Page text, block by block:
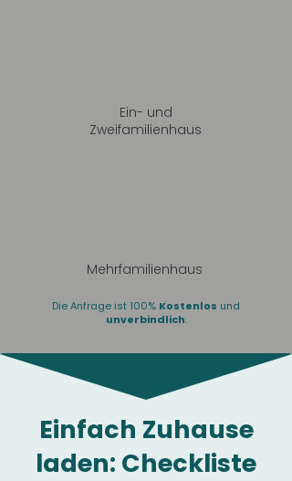
Ein- und
Zweifamilienhaus
Mehrfamilienhaus
Die Anfrage ist 100% Kostenlos und
unverbindlich.
Einfach Zuhause
laden: Checkliste